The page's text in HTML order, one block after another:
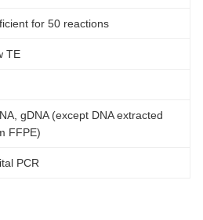
for 50 reactions
TE
gDNA (except DNA extracted
FFPE)
PCR